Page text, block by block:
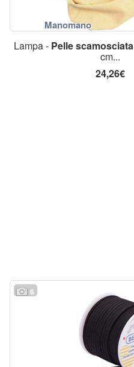
Lampa - Pellescamosciata
cm...
24,26€
6